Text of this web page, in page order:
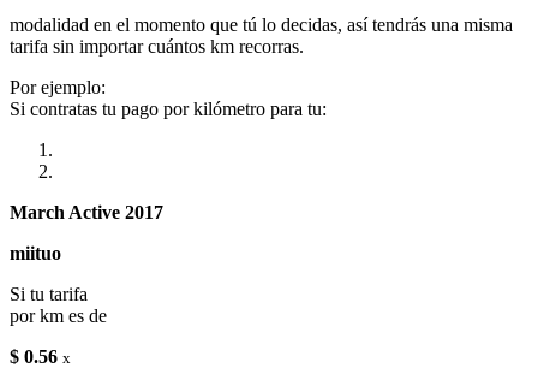
modalidad en el momento que tú lo decidas, así tendrás una misma
tarifa sin importar cuántos km recorras.
Por ejemplo:
Si contratas tu pago por kilómetro para tu:
March Active 2017
miituo
Si tu tarifa
por km es de
$ 0.56 x